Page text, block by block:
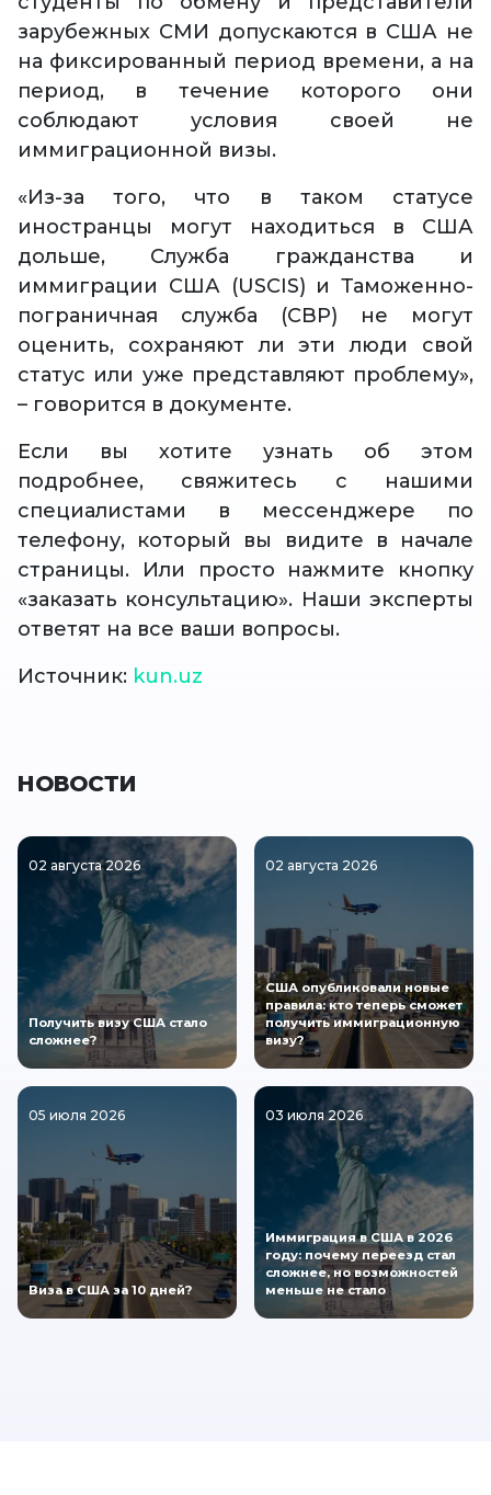
зарубежных СМИ допускаются в США не
на фиксированный период времени, а на
период, в течение которого они
соблюдают условия своей не
иммиграционной визы.
«Из-за того, что в таком статусе
иностранцы могут находиться в США
дольше, Служба гражданства и
иммиграции США (USCIS) и Таможенно-
пограничная служба (CBP) не могут
оценить, сохраняют ли эти люди свой
статус или уже представляют проблему»,
– говорится в документе.
Если вы хотите узнать об этом
подробнее, свяжитесь с нашими
специалистами в мессенджере по
телефону, который вы видите в начале
страницы. Или просто нажмите кнопку
«заказать консультацию». Наши эксперты
ответят на все ваши вопросы.
Источник: kun.uz
НОВОСТИ
02 августа 2026
Получить визу США стало
сложнее?
02 августа 2026
США опубликовали новые
правила: кто теперь сможет
получить иммиграционную
визу?
05 июля 2026
Виза в США за 10 дней?
03 июля 2026
Иммиграция в США в 2026
году: почему переезд стал
сложнее, но возможностей
меньше не стало